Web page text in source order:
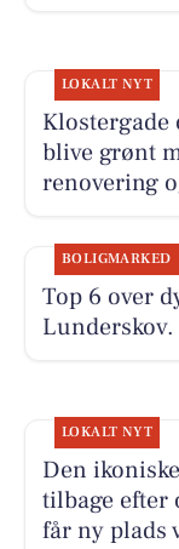
LOKALT NYT
blive grønt
renovering
BOLIGMARKED
Top 6 over
LOKALT NYT
Den
tilbage efter
får ny plads